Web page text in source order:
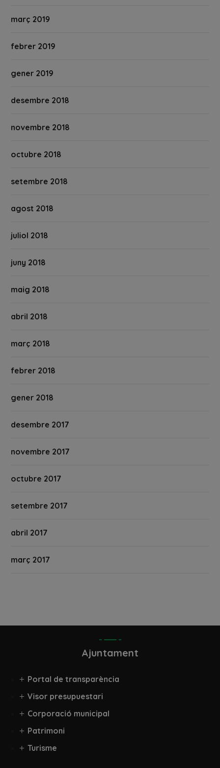
març 2019
febrer 2019
gener 2019
desembre 2018
novembre 2018
octubre 2018
setembre 2018
agost 2018
juliol 2018
juny 2018
maig 2018
abril 2018
març 2018
febrer 2018
gener 2018
desembre 2017
novembre 2017
octubre 2017
setembre 2017
abril 2017
març 2017
Ajuntament
Portal de transparència
Visor presupuestari
Corporació municipal
Patrimoni
Turisme